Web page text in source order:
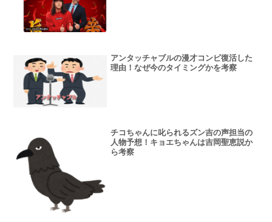
アンタッチャブルの漫才コンビ復活した
理由！なぜ今のタイミングかを考察
チコちゃんに叱られるズン吉の声担当の
人物予想！キョエちゃんは吉岡聖恵説か
ら考察